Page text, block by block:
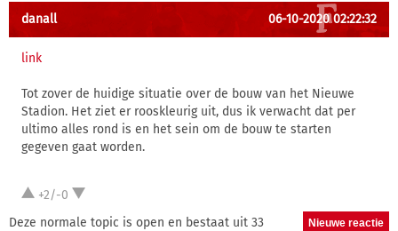
danall 06-10-2020 02:22:32
link
Tot zover de huidige situatie over de bouw van het Nieuwe
Stadion. Het ziet er rooskleurig uit, dus ik verwacht dat per
ultimo alles rond is en het sein om de bouw te starten
gegeven gaat worden.
+2/-0
Deze normale topic is open en bestaat uit 33